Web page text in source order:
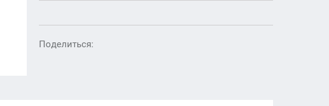
Поделиться: